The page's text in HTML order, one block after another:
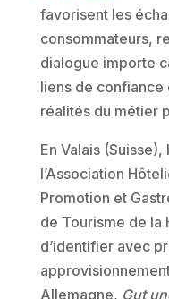
favorisent les
consommateurs,
dialogue importe
liens de
réalités du métier
En Valais
l’Association
Promotion et
de Tourisme de la
d’identifier avec
Allemagne, Gut